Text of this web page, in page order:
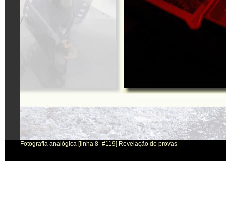
Fotografia analógica [linha 8_#119] Revelação do provas